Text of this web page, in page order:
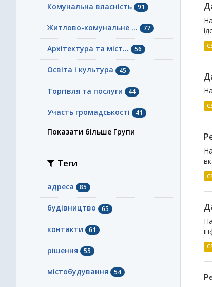
Комунальна власність 91
Житлово-комунальне ... 77
Архітектура та міст... 56
Освіта і культура 45
Торгівля та послуги 44
Участь громадськості 41
Показати більше Групи
Теги
адреса 85
будівництво 65
контакти 61
рішення 55
містобудування 54